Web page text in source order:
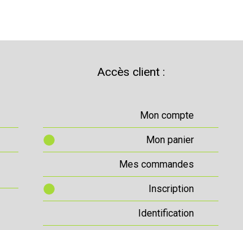
Accès client :
Mon compte
Mon panier
Mes commandes
Inscription
Identification